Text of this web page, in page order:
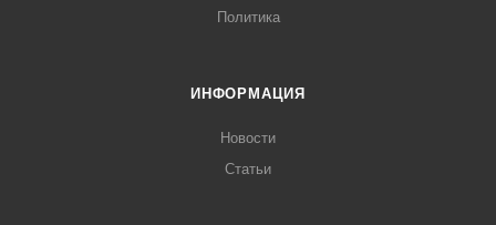
Политика
ИНФОРМАЦИЯ
Новости
Статьи